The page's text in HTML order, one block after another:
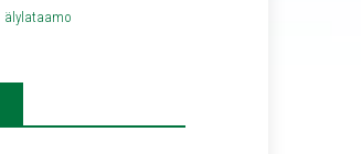
älylataamo